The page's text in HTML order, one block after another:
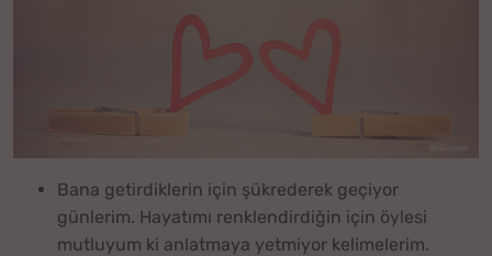
Bana getirdiklerin için şükrederek geçiyor
günlerim. Hayatımı renklendirdiğin için öylesi
mutluyum ki anlatmaya yetmiyor kelimelerim.